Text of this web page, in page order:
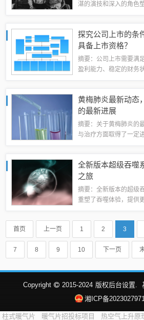
湛的演技和深入的角色
过角色的塑造，展现了
探究公司上市的条
具备上市资格？
摘要：公司上市需要满
盈利能力、稳定的财务
模式，同时拥有稳定的
黄梅肺炎最新动态
的最新进展
摘要：关于黄梅肺炎的
与治疗方面取得了一定
理治疗以及支持性治疗
全新版本超级吞噬
之旅
摘要：全新版本的超级
重塑了吞噬体验，提供
户更加轻松地管理和使
还增加了许多新的特性
首页 上一页 1 2 3
7 8 9 10 下一页
Copyright 2015-2024 版权后台设置.
湘ICP备
柱式暖气片 暖气片招投标项目 热空气上升原